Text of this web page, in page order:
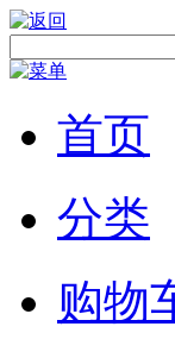
首页
分类
购物